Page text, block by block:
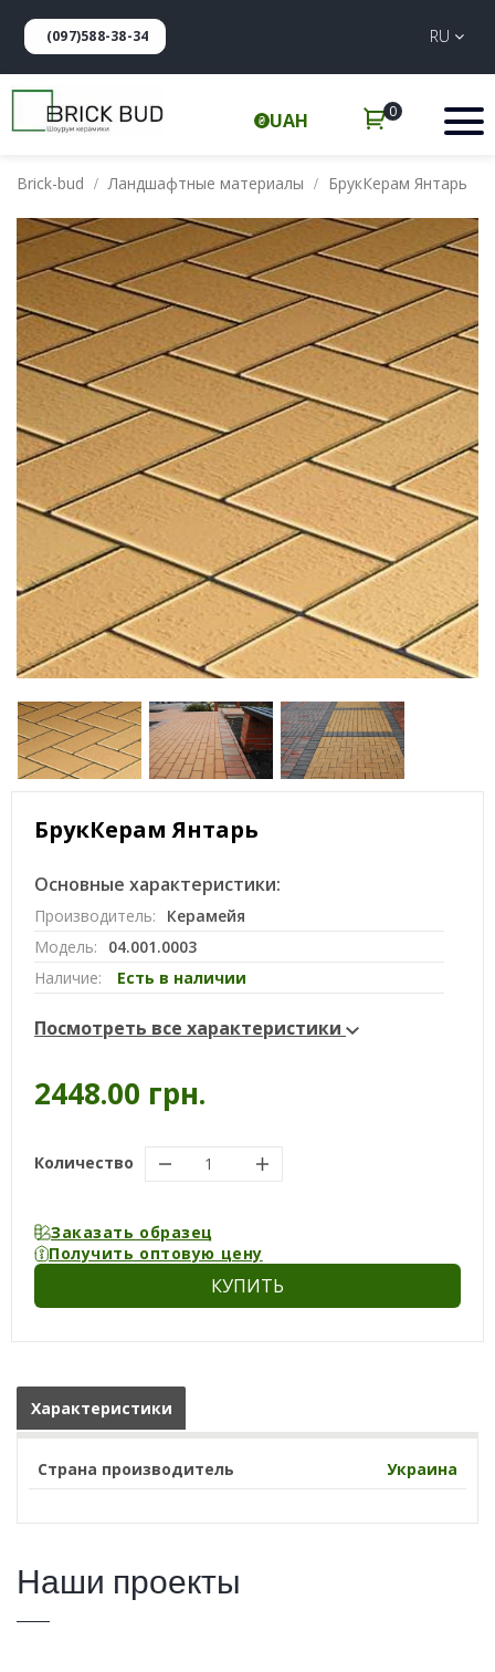
(097)588-38-34 RU
UAH 0
Brick-bud Ландшафтные материалы БрукКерам Янтарь
БрукКерам Янтарь
Основные характеристики:
Производитель:
Керамейя
Модель:
04.001.0003
Наличие:
Есть в наличии
Посмотреть все характеристики
2448.00 грн.
Количество
Заказать образец
Получить оптовую цену
КУПИТЬ
Характеристики
Страна производитель Украина
Наши проекты